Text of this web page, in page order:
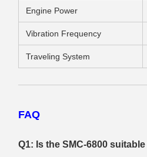
Engine Power
Vibration Frequency
Traveling System
FAQ
Q1: Is the SMC-6800